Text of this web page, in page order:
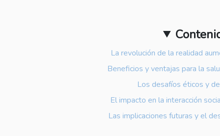
La revolución de la realidad
Beneficios y ventajas para la
Los desafíos éticos y
El impacto en la interacción
Las implicaciones futuras y el